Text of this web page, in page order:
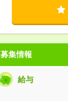
募集情報
給与